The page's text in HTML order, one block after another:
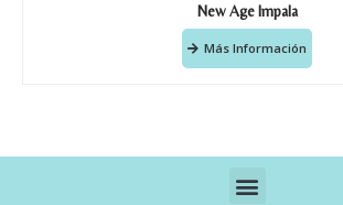
New Age Impala
Más Información